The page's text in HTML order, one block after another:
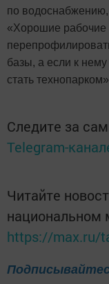
по
«Хорошие рабочие
базы, а если к
стать
Следите за
Telegram-
Читайте
национальном
https://max.ru/